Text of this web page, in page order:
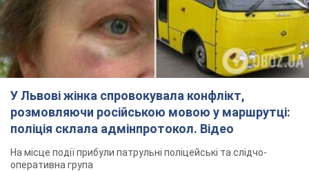
На місце події прибули патрульні поліцейські та слідчо-
оперативна група
11,7 т.
"Воюють, бо дурні": у Чернівцях
водій автобуса зневажив
українських військових і поплатився.
Відео
та образ військових